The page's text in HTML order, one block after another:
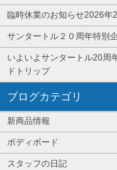
臨時休業のお知らせ2026
サンタートル２０周年特別
いよいよサンタートル20周
ドトリップ
ブログカテゴリ
新商品情報
ボディボード
スタッフの日記